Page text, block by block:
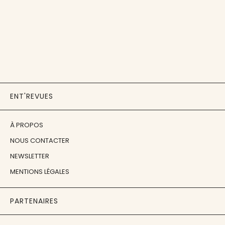
ENT'REVUES
À PROPOS
NOUS CONTACTER
NEWSLETTER
MENTIONS LÉGALES
PARTENAIRES